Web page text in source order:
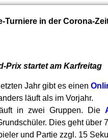
Turniere in der Corona-
Prix startet am Karfreitag
Jahr gibt es einen
läuft als im Vorjahr.
in zwei Gruppen. Die
Dies geht über
und Partie zzgl. 15